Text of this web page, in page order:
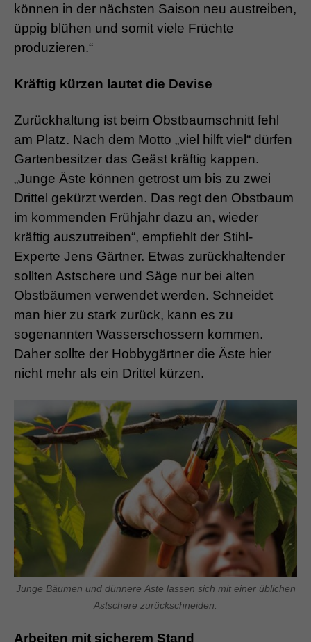
können in der nächsten Saison neu austreiben,
üppig blühen und somit viele Früchte
produzieren.“
Kräftig kürzen lautet die Devise
Zurückhaltung ist beim Obstbaumschnitt fehl
am Platz. Nach dem Motto „viel hilft viel“ dürfen
Gartenbesitzer das Geäst kräftig kappen.
„Junge Äste können getrost um bis zu zwei
Drittel gekürzt werden. Das regt den Obstbaum
im kommenden Frühjahr dazu an, wieder
kräftig auszutreiben“, empfiehlt der Stihl-
Experte Jens Gärtner. Etwas zurückhaltender
sollten Astschere und Säge nur bei alten
Obstbäumen verwendet werden. Schneidet
man hier zu stark zurück, kann es zu
sogenannten Wasserschossern kommen.
Daher sollte der Hobbygärtner die Äste hier
nicht mehr als ein Drittel kürzen.
Junge Bäumen und dünnere Äste lassen sich mit einer üblichen
Astschere zurückschneiden.
Arbeiten mit sicherem Stand